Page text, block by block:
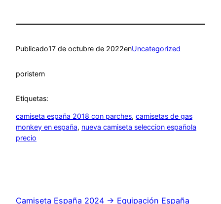
Publicado17 de octubre de 2022enUncategorized
poristern
Etiquetas:
camiseta españa 2018 con parches, camisetas de gas
monkey en españa, nueva camiseta seleccion española
precio
Camiseta España 2024 → Equipación España